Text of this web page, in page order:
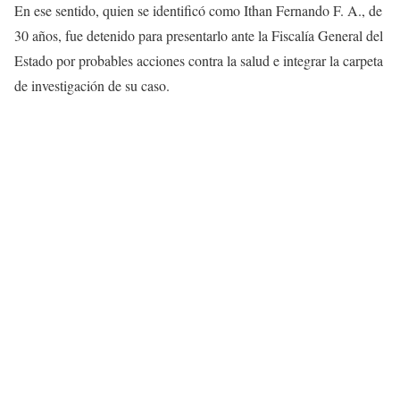
En ese sentido, quien se identificó como Ithan Fernando F. A., de
30 años, fue detenido para presentarlo ante la Fiscalía General del
Estado por probables acciones contra la salud e integrar la carpeta
de investigación de su caso.